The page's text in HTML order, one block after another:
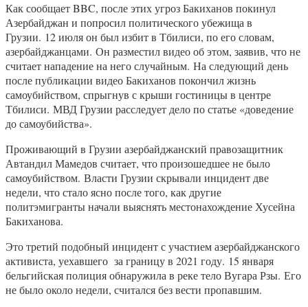
Как сообщает BBC, после этих угроз Бакиханов покинул
Азербайджан и попросил политического убежища в
Грузии. 12 июля он был избит в Тбилиси, по его словам,
азербайджанцами. Он разместил видео об этом, заявив, что не
считает нападение на него случайным. На следующий день
после публикации видео Бакиханов покончил жизнь
самоубийством, спрыгнув с крыши гостиницы в центре
Тбилиси. МВД Грузии расследует дело по статье «доведение
до самоубийства».
Проживающий в Грузии азербайджанский правозащитник
Автандил Мамедов считает, что произошедшее не было
самоубийством. Власти Грузии скрывали инцидент две
недели, что стало ясно после того, как другие
политэмигранты начали выяснять местонахождение Хусейна
Бакиханова.
Это третий подобный инцидент с участием азербайджанского
активиста, уехавшего за границу в 2021 году. 15 января
бельгийская полиция обнаружила в реке тело Вугара Рзы. Его
не было около недели, считался без вести пропавшим.